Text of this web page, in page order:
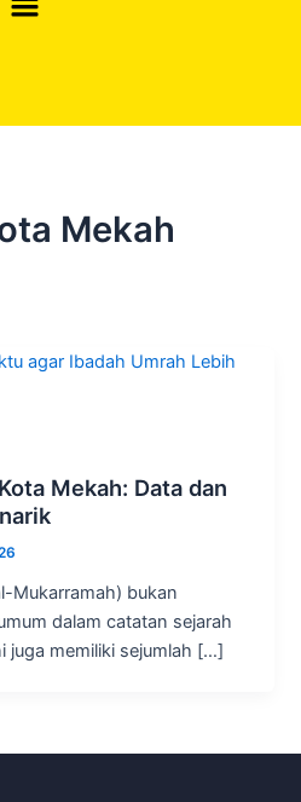
Mekah
Mekah: Data dan
Mukarramah) bukan
dalam catatan sejarah
juga memiliki sejumlah […]